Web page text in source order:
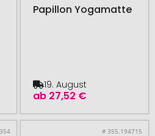
Papillon Yogamatte
ab 27,52 €
19. August
# 355.194715